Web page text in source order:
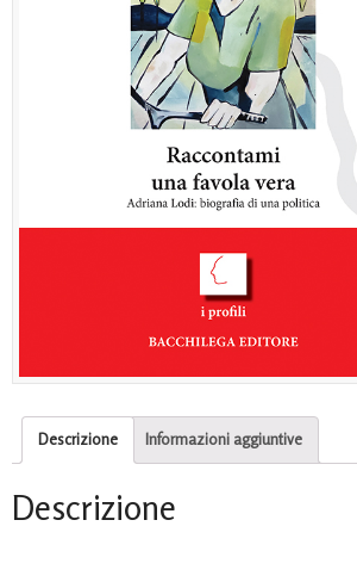
Descrizione Informazioni aggiuntive
Descrizione